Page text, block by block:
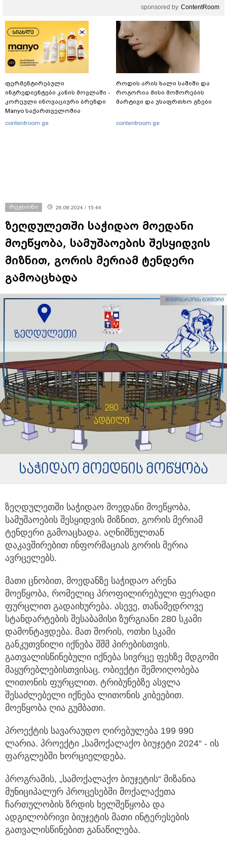
sponsored by ContentRoom
ფერმენტირებული
ინგრედიენტები კანის მოვლაში -
კორეული ინოვაციური ბრენდი
Manyo საქართველოშია
contentroom.ge
როდის არის ხალი საშიში და
როგორია მისი მოშორების
მარტივი და უსაფრთხო გზები
contentroom.ge
რეგიონი 26.08.2024 / 15:44
ზეღდულეთში საჭიდაო მოედანი
მოეწყობა, სამუშაოების შესყიდვის
მიზნით, გორის მერიამ ტენდერი
გამოაცხადა
ზეღდულეთში საჭიდაო მოედანი მოეწყობა,
სამუშაოების შესყიდვის მიზნით, გორის მერიამ
ტენდერი გამოაცხადა. აღნიშნულთან
დაკავშირებით ინფორმაციას გორის მერია
ავრცელებს.
მათი ცნობით, მოედანზე საჭიდაო არენა
მოეწყობა, რომელიც პროფილირებული ფერადი
ფურცლით გადაიხურება. ასევე, თანამედროვე
სტანდარტების შესაბამისი ზურგიანი 280 სკამი
დამონტაჟდება. მათ შორის, ოთხი სკამი
განკუთვნილი იქნება შშმ პირებისთვის.
გათვალისწინებული იქნება სივრცე ფეხზე მდგომი
მაყურებლებისთვისაც. ობიექტი შემოიღობება
ლითონის ფურცლით. ტრიბუნებზე ასვლა
შესაძლებელი იქნება ლითონის კიბეებით.
მოეწყობა ღია გუმბათი.
პროექტის სავარაუდო ღირებულება 199 990
ლარია. პროექტი „სამოქალაქო ბიუჯეტი 2024“ - ის
ფარგლებში ხორციელდება.
პროგრამის, „სამოქალაქო ბიუჯეტის“ მიზანია
მუნიციპალურ პროცესებში მოქალაქეთა
ჩართულობის ზრდის ხელშეწყობა და
ადგილობრივი ბიუჯეტის მათი ინტერესების
გათვალისწინებით განაწილება.